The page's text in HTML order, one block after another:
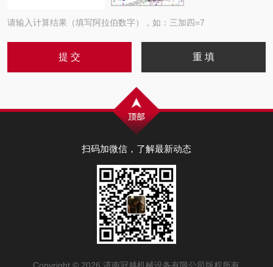
请输入计算结果（填写阿拉伯数字），如：三加四=7
扫码加微信，了解最新动态